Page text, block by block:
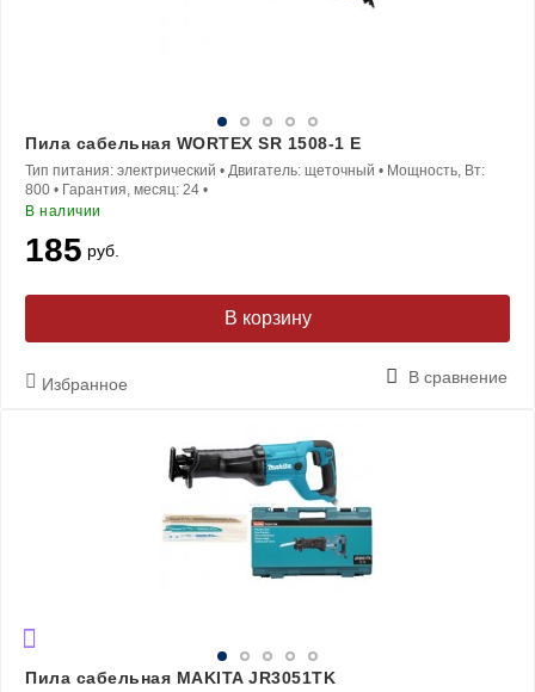
Пила сабельная WORTEX SR 1508-1 E
Тип питания: электрический • Двигатель: щеточный • Мощность, Вт:
800 • Гарантия, месяц: 24 •
В наличии
185 руб.
В корзину
Избранное В сравнение
Пила сабельная MAKITA JR3051TK